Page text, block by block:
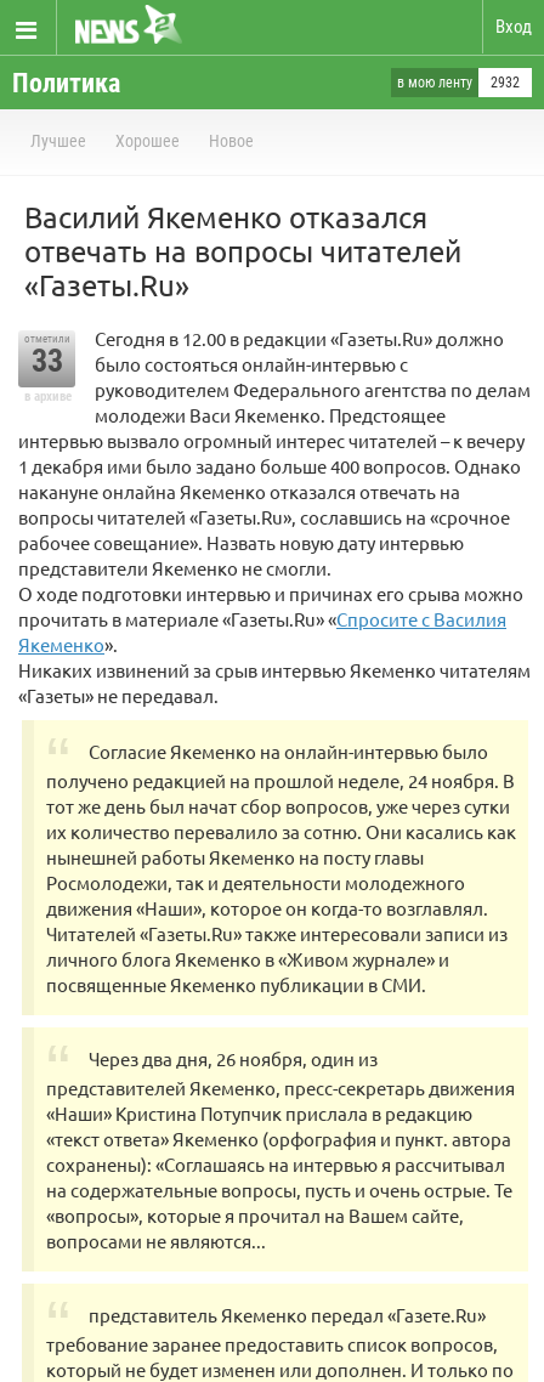
Вход
Политика в мою ленту 2932
Лучшее Хорошее Новое
Василий Якеменко отказался
отвечать на вопросы читателей
«Газеты.Ru»
отметили
33
в архиве
Сегодня в 12.00 в редакции «Газеты.Ru» должно
было состояться онлайн-интервью с
руководителем Федерального агентства по делам
молодежи Васи Якеменко. Предстоящее
интервью вызвало огромный интерес читателей – к вечеру
1 декабря ими было задано больше 400 вопросов. Однако
накануне онлайна Якеменко отказался отвечать на
вопросы читателей «Газеты.Ru», сославшись на «срочное
рабочее совещание». Назвать новую дату интервью
представители Якеменко не смогли.
О ходе подготовки интервью и причинах его срыва можно
прочитать в материале «Газеты.Ru» «Спросите с Василия
Якеменко».
Никаких извинений за срыв интервью Якеменко читателям
«Газеты» не передавал.
Согласие Якеменко на онлайн-интервью было
получено редакцией на прошлой неделе, 24 ноября. В
тот же день был начат сбор вопросов, уже через сутки
их количество перевалило за сотню. Они касались как
нынешней работы Якеменко на посту главы
Росмолодежи, так и деятельности молодежного
движения «Наши», которое он когда-то возглавлял.
Читателей «Газеты.Ru» также интересовали записи из
личного блога Якеменко в «Живом журнале» и
посвященные Якеменко публикации в СМИ.
Через два дня, 26 ноября, один из
представителей Якеменко, пресс-секретарь движения
«Наши» Кристина Потупчик прислала в редакцию
«текст ответа» Якеменко (орфография и пункт. автора
сохранены): «Соглашаясь на интервью я рассчитывал
на содержательные вопросы, пусть и очень острые. Те
«вопросы», которые я прочитал на Вашем сайте,
вопросами не являются...
представитель Якеменко передал «Газете.Ru»
требование заранее предоставить список вопросов,
который не будет изменен или дополнен. И только по